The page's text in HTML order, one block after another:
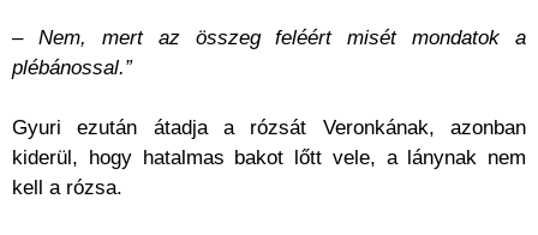
– Nem, mert az összeg feléért misét mondatok a
plébánossal.”
Gyuri ezután átadja a rózsát Veronkának, azonban
kiderül, hogy hatalmas bakot lőtt vele, a lánynak nem
kell a rózsa.